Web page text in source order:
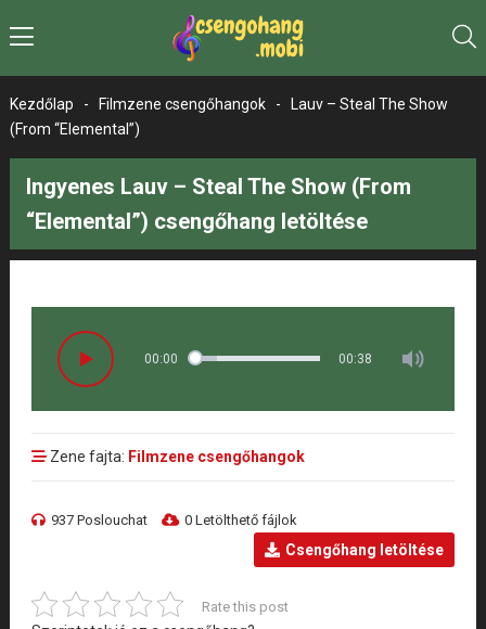
Kezdőlap - Filmzene csengőhangok -
Lauv – Steal The Show
(From “Elemental”)
Ingyenes Lauv – Steal The Show (From
“Elemental”) csengőhang letöltése
00:00 00:38
Zene fajta: Filmzene csengőhangok
937 Poslouchat 0 Letölthető fájlok
Csengőhang letöltése
Rate this post